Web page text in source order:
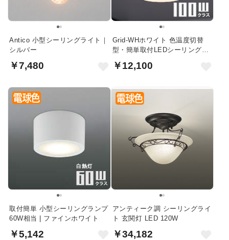
Antico 小型シーリングライト｜
シルバー
￥7,480
Grid-WHホワイト 色温度切替
型・簡単取付LEDシーリングダ
￥12,100
取付簡単 小型シーリングランプ
60W相当 | ファインホワイト
￥5,142
アンティーク調 シーリングライ
ト 玄関灯 LED 120W
￥34,182